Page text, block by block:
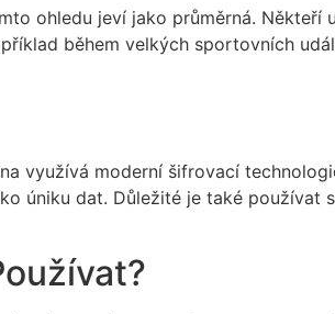
ohledu jeví jako průměrná. Někteří
během velkých sportovních
využívá moderní šifrovací
úniku dat. Důležité je také používat